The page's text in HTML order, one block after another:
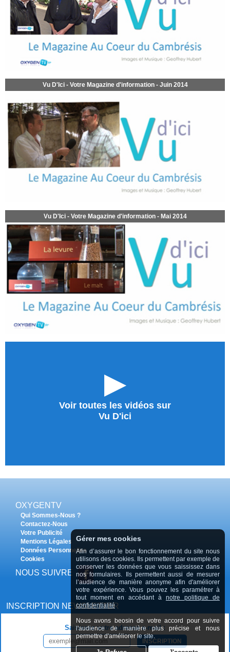
Vu D'Ici - Votre Magazine d'information - Juin 2014
Vu D'Ici - Votre Magazine d'information - Mai 2014
►
Voir toutes les vidéos sur
Vu D'ici
OXYGENTV
Qui Sommes-Nous ?
Contactez-Nous
Votre Publicité
Mentions Légales
Données Personnelles
Cookies
NOUS SUIVRE
INSCRIPTION NEWSLETTER
Saisissez votre adresse e-mail :
INSCRIPTION
Gérer mes cookies
Afin d’assurer le bon fonctionnement du site nous
utilisons des cookies. Ils permettent par exemple de
conserver les données que vous saississez dans
nos formulaires. Ils permettent aussi de mesurer
l’audience de manière anonyme afin d'améliorer
votre expérience. Vous pouvez les paramétrer à
tout moment en accédant à notre politique de
confidentialité
Nous avons beosin de votre accord pour suivre
l'audience de manière plus précise et nous
permettre d'améliorer le site.